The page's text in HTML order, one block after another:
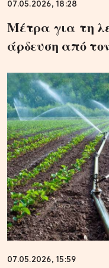
07.05.2026, 18:28
Μέτρα για τη
άρδευση από
07.05.2026, 15:59